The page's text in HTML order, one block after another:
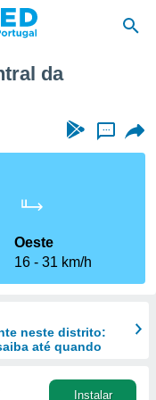
da
...
Oeste
16
31 km/h
neste distrito:
até quando
Instalar